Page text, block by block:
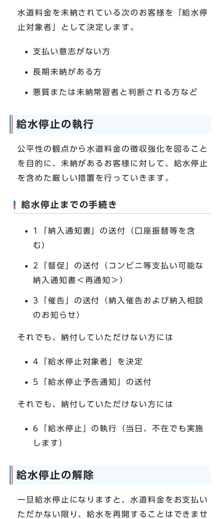
水道料金を未納されている次のお客様を「給水停
止対象者」として決定します。
支払い意志がない方
長期未納がある方
悪質または未納常習者と判断される方など
給水停止の執行
公平性の観点から水道料金の徴収強化を図ること
を目的に、未納があるお客様に対して、給水停止
を含めた厳しい措置を行っていきます。
給水停止までの手続き
1「納入通知書」の送付（口座振替等を含
む）
2「督促」の送付（コンビニ等支払い可能な
納入通知書＜再通知＞）
3「催告」の送付（納入催告および納入相談
のお知らせ）
それでも、納付していただけない方には
4「給水停止対象者」を決定
5「給水停止予告通知」の送付
それでも、納付していただけない方には
6「給水停止」の執行（当日、不在でも実施
します）
給水停止の解除
一旦給水停止になりますと、水道料金をお支払い
ただかない限り、給水を再開することはできませ